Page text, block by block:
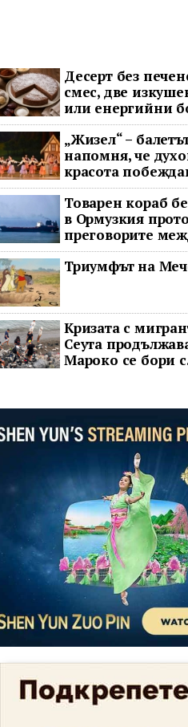
Десерт без
смес, две
или енергийни
„Жизел“ –
напомня, че
красота
Товарен кораб
в Ормузкия
преговорите
Иран останаха в
безизходица
Триумфът на
Кризата с
Сеута
Мароко се бори с